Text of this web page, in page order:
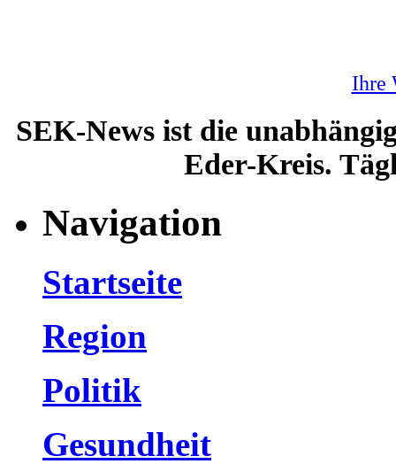
Ihre
SEK-News ist die
Eder-Kreis.
Navigation
Startseite
Region
Politik
Gesundheit